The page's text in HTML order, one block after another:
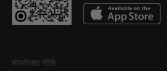
गोपनीयता नीति